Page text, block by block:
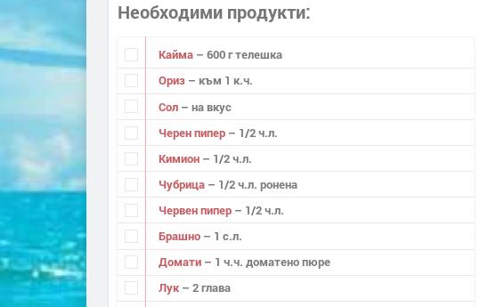
Необходими продукти
Кайма – 600 г телешка
Ориз – към 1 к.ч.
Сол – на вкус
Черен пипер – 1/2 ч.л.
Кимион – 1/2 ч.л.
Чубрица – 1/2 ч.л. ронена
Червен пипер – 1/2 ч.л.
Брашно – 1 с.л.
Домати – 1 ч.ч. доматено пюре
Лук – 2 глава